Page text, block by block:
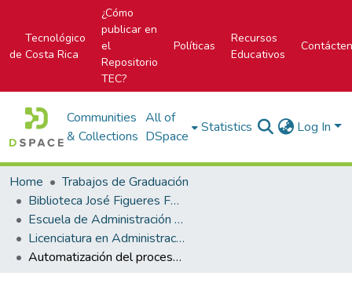
Tecnológico
de Costa Rica
¿Cómo
publicar en
el
Repositorio
TEC?
Políticas
Recursos
Educativos
Communities
& Collections
All of
DSpace
Statistics Log In
Home
Trabajos de Graduación
Biblioteca José Figueres Ferrer
Escuela de Administración de Tecnologías de Información (antes era Área Académica de Administración de Tecnologías de Información)
Licenciatura en Administración de Tecnología de Información
Automatización del proceso de parcheo de bases de datos Oracle para SAP en Procter & Gamble